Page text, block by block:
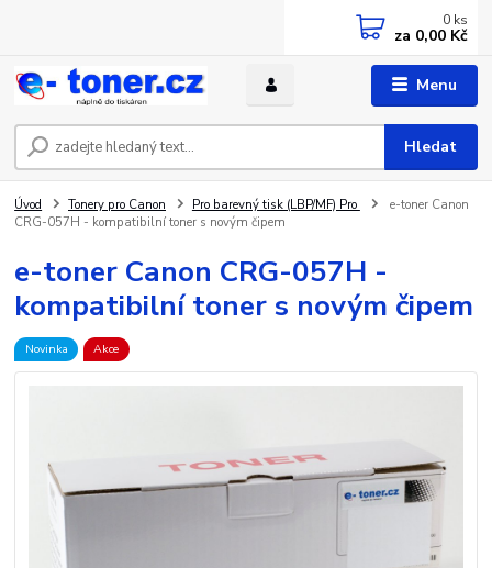
Menu
Hledat
0 ks
za 0,00 Kč
Úvod Tonery pro Canon Pro barevný tisk (LBP/MF) Pro
e-toner Canon
CRG-057H - kompatibilní toner s novým čipem
e-toner Canon CRG-057H -
kompatibilní toner s novým čipem
Novinka Akce